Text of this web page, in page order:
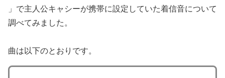
」で主人公キャシーが携帯に設定していた着信音について
調べてみました。
曲は以下のとおりです。